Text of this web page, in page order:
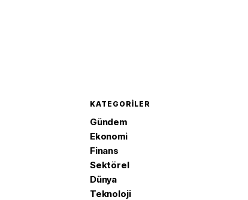
KATEGORILER
Gündem
Ekonomi
Finans
Sektörel
Dünya
Teknoloji